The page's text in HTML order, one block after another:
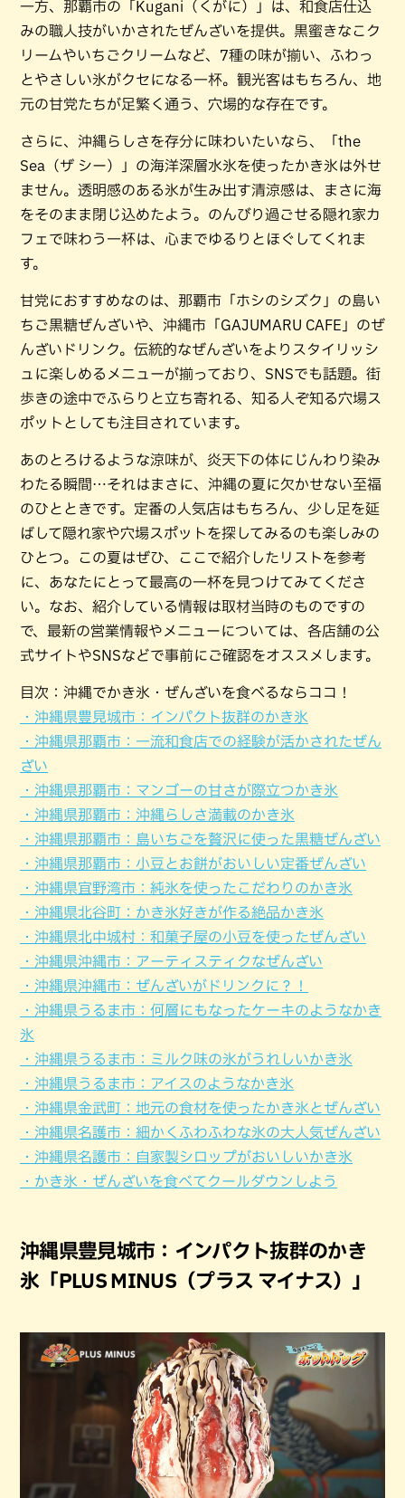
一方、那覇市の「Kugani（くがに）」は、和食店仕込
みの職人技がいかされたぜんざいを提供。黒蜜きなこク
リームやいちごクリームなど、7種の味が揃い、ふわっ
とやさしい氷がクセになる一杯。観光客はもちろん、地
元の甘党たちが足繁く通う、穴場的な存在です。
さらに、沖縄らしさを存分に味わいたいなら、「the
Sea（ザ シー）」の海洋深層水氷を使ったかき氷は外せ
ません。透明感のある氷が生み出す清涼感は、まさに海
をそのまま閉じ込めたよう。のんびり過ごせる隠れ家カ
フェで味わう一杯は、心までゆるりとほぐしてくれま
す。
甘党におすすめなのは、那覇市「ホシのシズク」の島い
ちご黒糖ぜんざいや、沖縄市「GAJUMARU CAFE」のぜ
んざいドリンク。伝統的なぜんざいをよりスタイリッシ
ュに楽しめるメニューが揃っており、SNSでも話題。街
歩きの途中でふらりと立ち寄れる、知る人ぞ知る穴場ス
ポットとしても注目されています。
あのとろけるような涼味が、炎天下の体にじんわり染み
わたる瞬間…それはまさに、沖縄の夏に欠かせない至福
のひとときです。定番の人気店はもちろん、少し足を延
ばして隠れ家や穴場スポットを探してみるのも楽しみの
ひとつ。この夏はぜひ、ここで紹介したリストを参考
に、あなたにとって最高の一杯を見つけてみてくださ
い。なお、紹介している情報は取材当時のものですの
で、最新の営業情報やメニューについては、各店舗の公
式サイトやSNSなどで事前にご確認をオススメします。
目次：沖縄でかき氷・ぜんざいを食べるならココ！
・沖縄県豊見城市：インパクト抜群のかき氷
・沖縄県那覇市：一流和食店での経験が活かされたぜん
ざい
・沖縄県那覇市：マンゴーの甘さが際立つかき氷
・沖縄県那覇市：沖縄らしさ満載のかき氷
・沖縄県那覇市：島いちごを贅沢に使った黒糖ぜんざい
・沖縄県那覇市：小豆とお餅がおいしい定番ぜんざい
・沖縄県宜野湾市：純氷を使ったこだわりのかき氷
・沖縄県北谷町：かき氷好きが作る絶品かき氷
・沖縄県北中城村：和菓子屋の小豆を使ったぜんざい
・沖縄県沖縄市：アーティスティクなぜんざい
・沖縄県沖縄市：ぜんざいがドリンクに？！
・沖縄県うるま市：何層にもなったケーキのようなかき
氷
・沖縄県うるま市：ミルク味の氷がうれしいかき氷
・沖縄県うるま市：アイスのようなかき氷
・沖縄県金武町：地元の食材を使ったかき氷とぜんざい
・沖縄県名護市：細かくふわふわな氷の大人気ぜんざい
・沖縄県名護市：自家製シロップがおいしいかき氷
・かき氷・ぜんざいを食べてクールダウンしよう
沖縄県豊見城市：インパクト抜群のかき
氷「PLUS MINUS（プラス マイナス）」